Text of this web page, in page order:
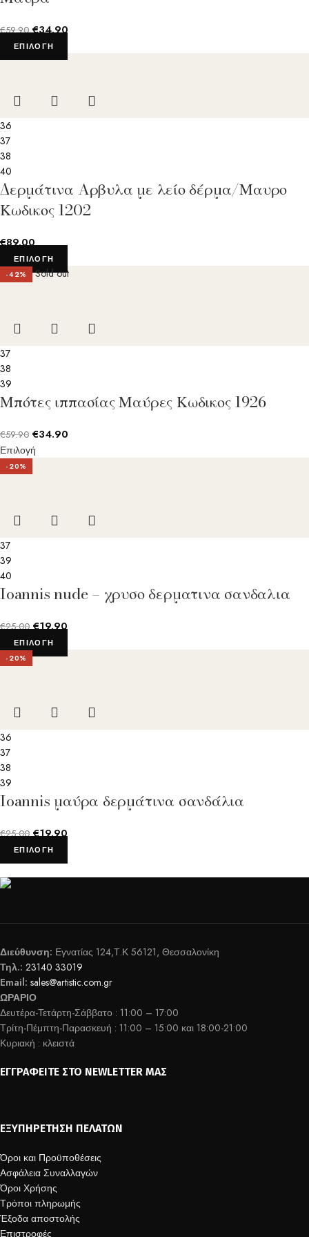
€59.90 €34.90
ΕΠΙΛΟΓΉ
36
37
38
40
Δερμάτινα Aρβυλα με λείο δέρμα/Μαυρο
Κωδικος 1202
€89.00
ΕΠΙΛΟΓΉ
-42% Sold out
37
38
39
Μπότες ιππασίας Μαύρες Κωδικος 1926
€59.90 €34.90
Επιλογή
-20%
37
39
40
Ioannis nude – χρυσο δερματινα σανδαλια
€25.00 €19.90
ΕΠΙΛΟΓΉ
-20%
36
37
38
39
Ioannis μαύρα δερμάτινα σανδάλια
€25.00 €19.90
ΕΠΙΛΟΓΉ
Διεύθυνση: Εγνατίας 124,Τ.Κ 56121, Θεσσαλονίκη
Τηλ.: 23140 33019
Email: sales@artistic.com.gr
ΩΡΑΡΙΟ
Δευτέρα-Τετάρτη-Σάββατο : 11:00 – 17:00
Τρίτη-Πέμπτη-Παρασκευή : 11:00 – 15:00 και 18:00-21:00
Κυριακή : κλειστά
ΕΓΓΡΑΦΕΊΤΕ ΣΤΟ NEWLETTER ΜΑΣ
ΕΞΥΠΗΡΈΤΗΣΗ ΠΕΛΑΤΏΝ
Όροι και Προϋποθέσεις
Ασφάλεια Συναλλαγών
Όροι Χρήσης
Τρόποι πληρωμής
Έξοδα αποστολής
Επιστροφές